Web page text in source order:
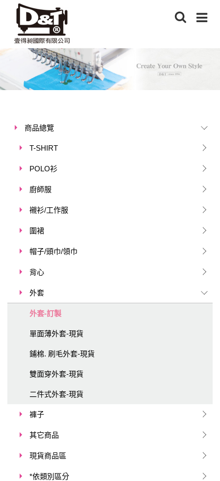
商品總覽
T-SHIRT
POLO衫
廚師服
襯衫/工作服
圍裙
帽子/頭巾/領巾
背心
外套
外套-訂製
單面薄外套-現貨
鋪棉. 刷毛外套-現貨
雙面穿外套-現貨
二件式外套-現貨
褲子
其它商品
現貨商品區
*依類別區分